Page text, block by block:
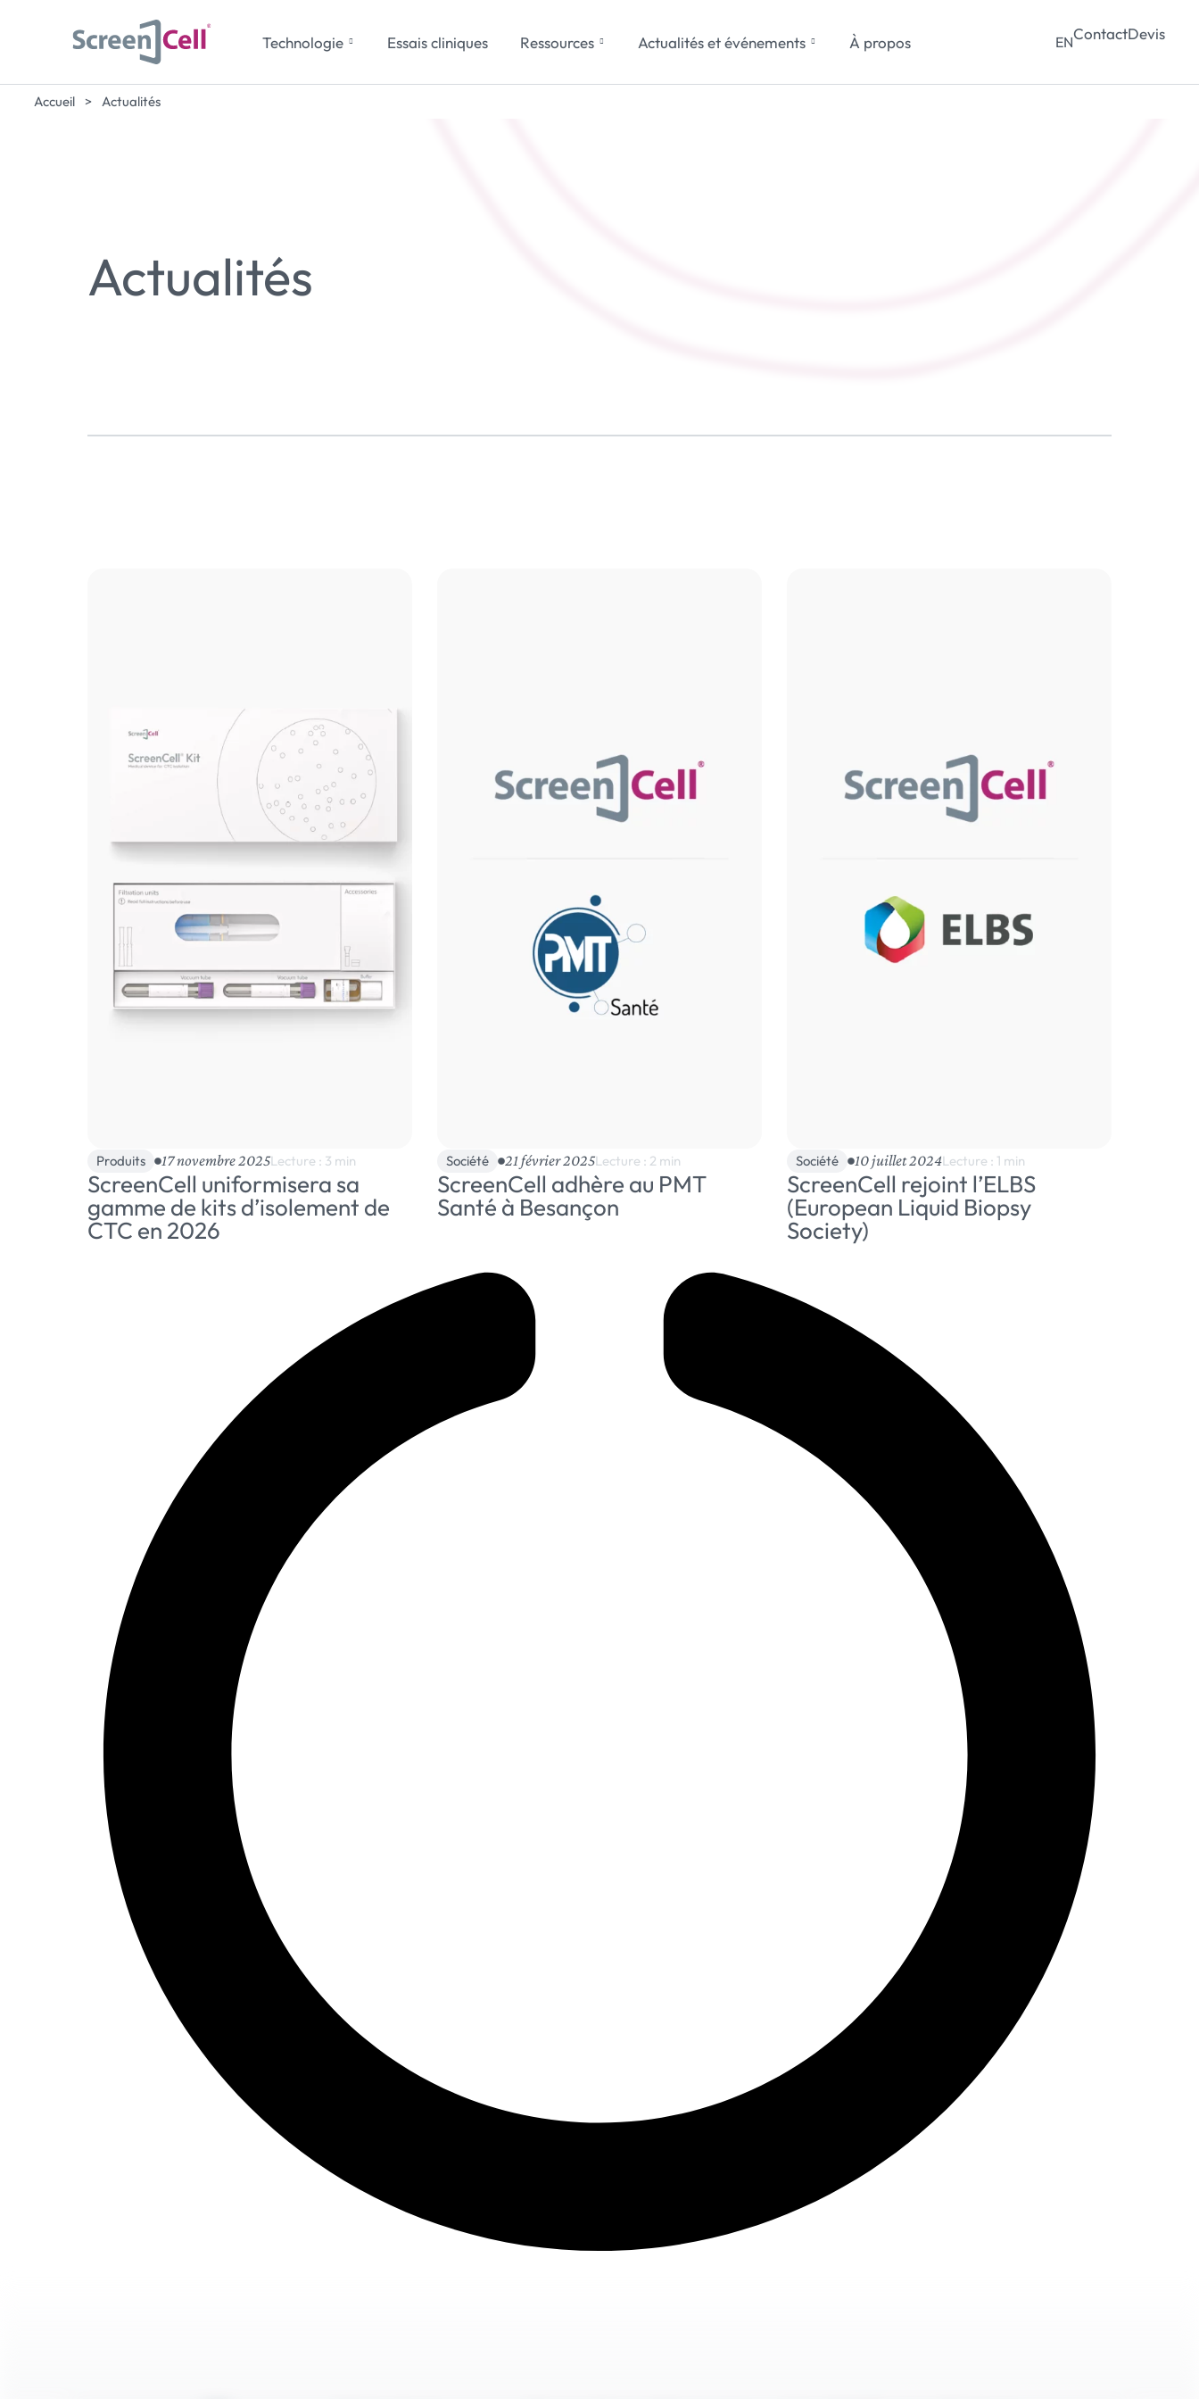
Technologie Essais cliniques Ressources Actualités et événements À propos ENContactDevis
Accueil > Actualités
Actualités
Produits 17 novembre 2025Lecture : 3 min
ScreenCell uniformisera sa
gamme de kits d’isolement de
CTC en 2026
Société 21 février 2025Lecture : 2 min
ScreenCell adhère au PMT
Santé à Besançon
Société 10 juillet 2024Lecture : 1 min
ScreenCell rejoint l’ELBS
(European Liquid Biopsy
Society)